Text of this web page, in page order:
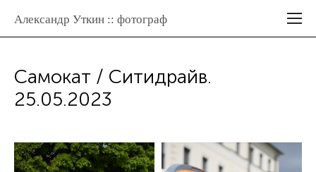
Александр Уткин :: фотограф
Самокат / Ситидрайв.
25.05.2023